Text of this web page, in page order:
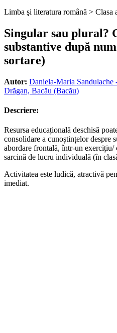
Limba şi literatura română > Clasa
Singular sau plural?
substantive după
sortare)
Autor: Daniela-Maria
Drăgan, Bacău (Bacău)
Descriere:
Resursa educațională deschisă
consolidare a cunoștințelor despre
abordare frontală, într-un
sarcină de lucru individuală (în
Activitatea este ludică, atractivă
imediat.